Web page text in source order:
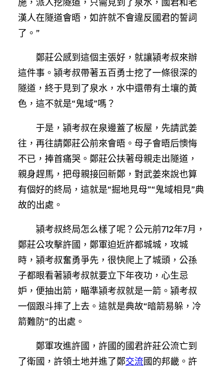
漢人在隧道會晤，如許就不會違反國君的誓詞
了。”
鄭莊公感到這個主張好，就讓潁考叔來辦
這件事。潁考叔帶著五百勇士挖了一條很深的
隧道，終于見到了泉水，水中還帶有土壤的黃
色，這不就是“鬼域”嗎？
于是，潁考叔在泉邊蓋了板屋，先請武姜
往，再往請鄭莊公前來會晤。母子會晤后懊悔
不已，捧首痛哭。鄭莊公扶著母親走出隧道，
親身趕馬，把母親接回新鄭，對武姜來說也算
有個好的終局，這就是“掘地見母”“鬼域相見”典
故的出處。
潁考叔終局怎么樣了呢？公元前712年7月，
鄭莊公攻擊許國，鄭軍迫近許都城城，攻城
時，潁考叔奮勇爭先，很快爬上了城頭，公孫
子都眼看著潁考叔就要立下年夜功，心生忌
妒，便抽出箭，瞄準潁考叔就是一箭。潁考叔
一個跟斗摔了上去。這就是典故“暗箭易躲，冷
箭難防”的出處。
鄭軍攻進許國，許國的國君許莊公流亡到
了衛國，許領土地并進了鄭交流國的邦畿。許